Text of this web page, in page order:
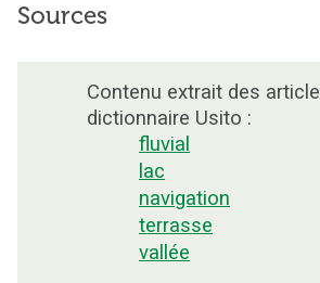
Sources
Contenu extrait des
dictionnaire Usito :
fluvial
lac
navigation
terrasse
vallée